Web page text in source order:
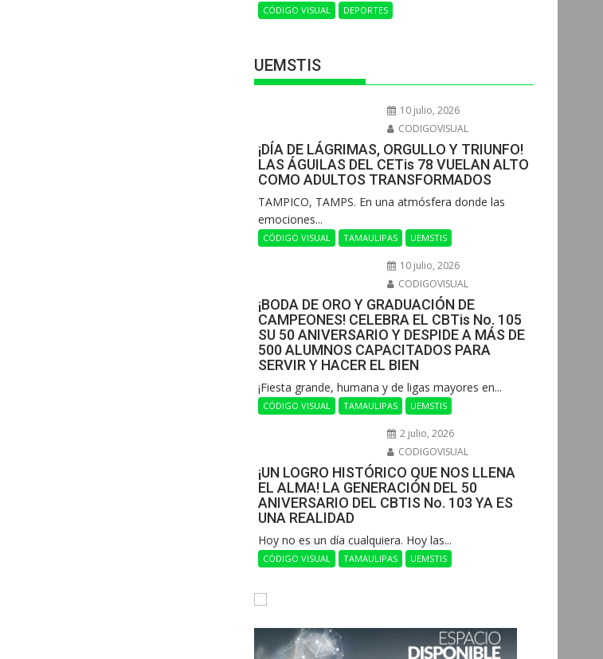
CÓDIGO VISUAL DEPORTES
UEMSTIS
10 julio, 2026
CODIGOVISUAL
¡DÍA DE LÁGRIMAS, ORGULLO Y TRIUNFO!
LAS ÁGUILAS DEL CETis 78 VUELAN ALTO
COMO ADULTOS TRANSFORMADOS
​TAMPICO, TAMPS. En una atmósfera donde las
emociones...
CÓDIGO VISUAL TAMAULIPAS UEMSTIS
10 julio, 2026
CODIGOVISUAL
¡BODA DE ORO Y GRADUACIÓN DE
CAMPEONES! CELEBRA EL CBTis No. 105
SU 50 ANIVERSARIO Y DESPIDE A MÁS DE
500 ALUMNOS CAPACITADOS PARA
SERVIR Y HACER EL BIEN
​¡Fiesta grande, humana y de ligas mayores en...
CÓDIGO VISUAL TAMAULIPAS UEMSTIS
2 julio, 2026
CODIGOVISUAL
¡UN LOGRO HISTÓRICO QUE NOS LLENA
EL ALMA! LA GENERACIÓN DEL 50
ANIVERSARIO DEL CBTIS No. 103 YA ES
UNA REALIDAD
Hoy no es un día cualquiera. Hoy las...
CÓDIGO VISUAL TAMAULIPAS UEMSTIS